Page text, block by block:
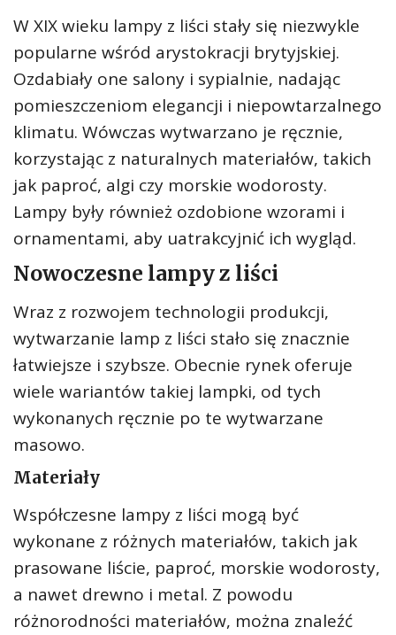
W XIX wieku lampy z liści stały się niezwykle
popularne wśród arystokracji brytyjskiej.
Ozdabiały one salony i sypialnie, nadając
pomieszczeniom elegancji i niepowtarzalnego
klimatu. Wówczas wytwarzano je ręcznie,
korzystając z naturalnych materiałów, takich
jak paproć, algi czy morskie wodorosty.
Lampy były również ozdobione wzorami i
ornamentami, aby uatrakcyjnić ich wygląd.
Nowoczesne lampy z liści
Wraz z rozwojem technologii produkcji,
wytwarzanie lamp z liści stało się znacznie
łatwiejsze i szybsze. Obecnie rynek oferuje
wiele wariantów takiej lampki, od tych
wykonanych ręcznie po te wytwarzane
masowo.
Materiały
Współczesne lampy z liści mogą być
wykonane z różnych materiałów, takich jak
prasowane liście, paproć, morskie wodorosty,
a nawet drewno i metal. Z powodu
różnorodności materiałów, można znaleźć